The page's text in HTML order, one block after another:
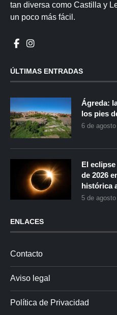
tan diversa como Castilla y
un poco más fácil.
ÚLTIMAS ENTRADAS
Ágreda:
los pies
6 de
El
de 2026
histórica
5 de
ENLACES
Contacto
Aviso legal
Política de Privacidad